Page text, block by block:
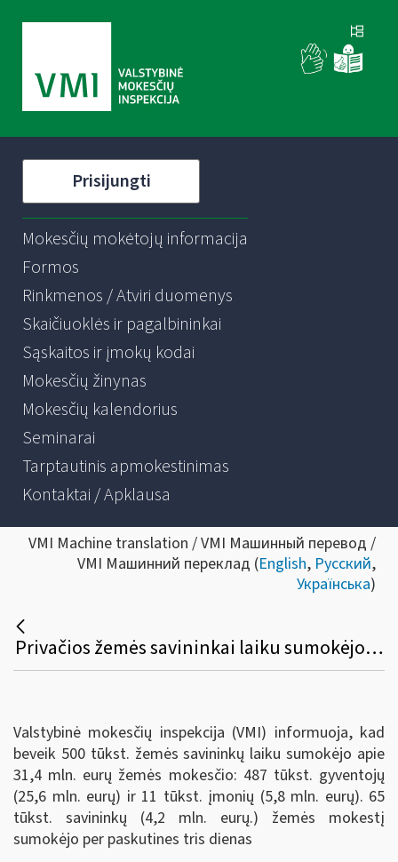
Prisijungti
Mokesčių mokėtojų informacija
Formos
Rinkmenos / Atviri duomenys
Skaičiuoklės ir pagalbininkai
Sąskaitos ir įmokų kodai
Mokesčių žinynas
Mokesčių kalendorius
Seminarai
Tarptautinis apmokestinimas
Kontaktai / Apklausa
VMI Machine translation / VMI Машинный перевод /
VMI Машинний переклад (English, Русский,
Українська)
Privačios žemės savininkai laiku sumokėjo beveik 80 proc. žemės mokesčio
Valstybinė mokesčių inspekcija (VMI) informuoja, kad
beveik 500 tūkst. žemės savininkų laiku sumokėjo apie
31,4 mln. eurų žemės mokesčio: 487 tūkst. gyventojų
(25,6 mln. eurų) ir 11 tūkst. įmonių (5,8 mln. eurų). 65
tūkst. savininkų (4,2 mln. eurų.) žemės mokestį
sumokėjo per paskutines tris dienas